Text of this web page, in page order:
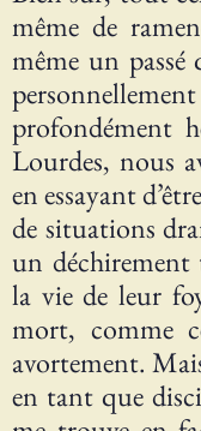
même de
même un passé
profondément
Lourdes, nous
en essayant
de situations
un déchirement
la vie de leur
mort, comme
avortement.
en tant que